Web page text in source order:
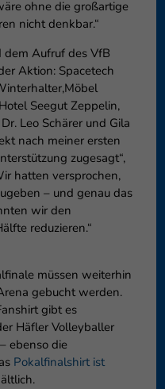
ohne die großartige
nicht denkbar.“
dem Aufruf des VfB
Aktion: Spacetech
Seegut Zeppelin,
Leo Schärer und Gila
nach meiner ersten
zugesagt“,
hatten versprochen,
– und genau das
wir den
reduzieren.“
müssen weiterhin
gebucht werden.
gibt es
Häfler Volleyballer
ebenso die
Pokalfinalshirt ist